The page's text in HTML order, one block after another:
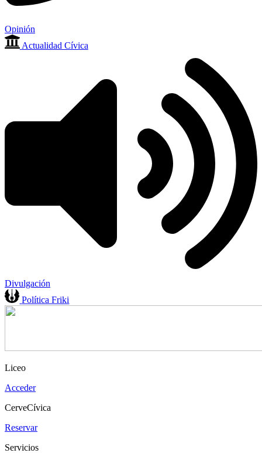
Opinión
Actualidad Cívica
Divulgación
Política Friki
Liceo
Acceder
CerveCívica
Reservar
Servicios